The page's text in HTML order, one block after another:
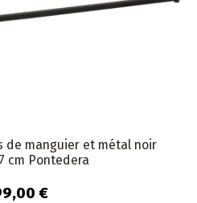
de manguier et métal noir
cm Pontedera
€